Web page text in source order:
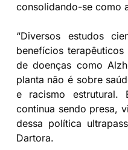
consolidando-se como
“Diversos estudos
benefícios
de doenças como
planta não é sobre
e racismo estrutural.
continua sendo presa,
dessa política
Dartora.